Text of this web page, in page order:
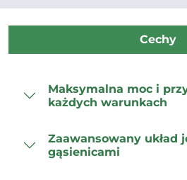
Cechy
Maksymalna moc i
każdych warunkach
Zaawansowany układ
gąsienicami